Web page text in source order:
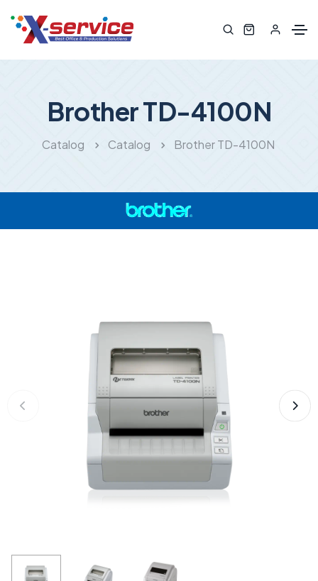
Brother TD-4100N
Catalog Catalog Brother TD-4100N